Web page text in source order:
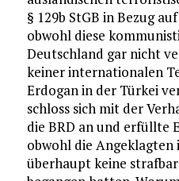
§ 129b StGB in Bezug
obwohl diese
Deutschland gar nicht
keiner internationalen
Erdogan in der Türkei
schloss sich mit der
die BRD an und erfüllte
obwohl die Angeklagten
überhaupt keine